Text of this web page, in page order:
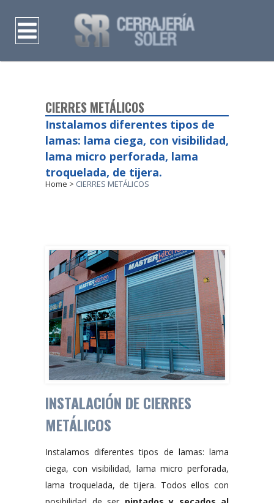
CIERRES METÁLICOS
Instalamos diferentes tipos de
lamas: lama ciega, con visibilidad,
lama micro perforada, lama
troquelada, de tijera.
Home > CIERRES METÁLICOS
INSTALACIÓN DE CIERRES
METÁLICOS
Instalamos diferentes tipos de lamas: lama
ciega, con visibilidad, lama micro perforada,
lama troquelada, de tijera. Todos ellos con